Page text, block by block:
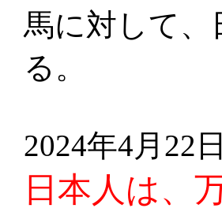
馬に対して
る。
2024年4月22
日本人は、